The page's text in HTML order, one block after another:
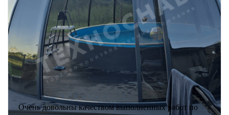
Очень довольны качеством выполненных работ по